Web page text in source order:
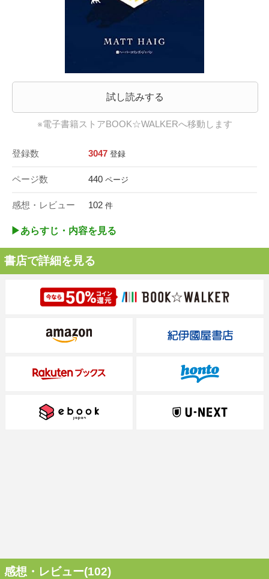
試し読みする
※電子書籍ストアBOOK☆WALKERへ移動します
登録数 3047 登録
ページ数 440 ページ
感想・レビュー 102 件
▶︎あらすじ・内容を見る
書店で詳細を見る
感想・レビュー(102)